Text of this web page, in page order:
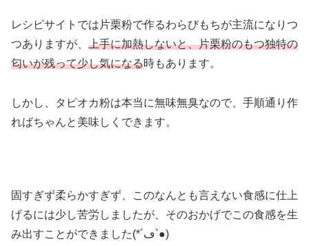
レシピサイトでは片栗粉で作るわらびもちが主流になりつ
つありますが、 上手に加熱しないと、片栗粉のもつ独特の
匂いが残って少し気になる時もあります。
しかし、タピオカ粉は本当に無味無臭なので、手順通り作
ればちゃんと美味しくできます。
固すぎず柔らかすぎず、このなんとも言えない食感に仕上
げるには少し苦労しましたが、そのおかげでこの食感を生
み出すことができました(*´ڡ`●)